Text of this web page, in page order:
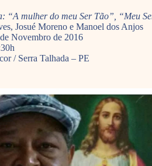
“A mulher do meu Ser Tão”, “Meu
Josué Moreno e Manoel dos Anjos
Novembro de 2016
/ Serra Talhada – PE